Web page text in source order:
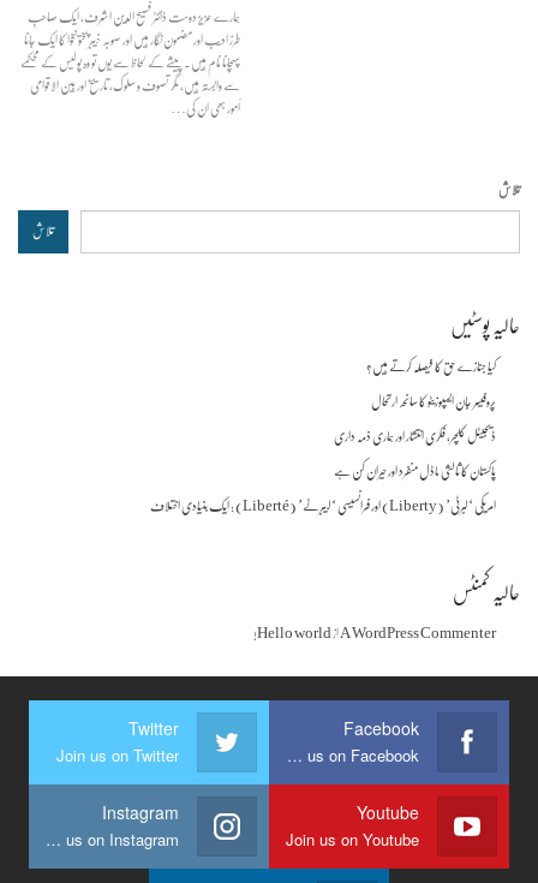
ہمارے عزیز دوست ڈاکٹر فصیح الدین اشرف، ایک صاحبِ
طرز ادیب اور مضمون نگار ہیں اور صوبہ خیبرپختونخوا کا ایک جانا
پہچانا نام ہیں۔ پیشے کے لحاظ سے یوں تو وہ پولیس کے محکمے
سے وابستہ ہیں، مگر تصوف و سلوک، تاریخ اور بین الاقوامی
اُمور بھی ان کی…
تلاش
تلاش
حالیہ پوسٹیں
کیا جنازے حق کا فیصلہ کرتے ہیں؟
پروفیسر جان ایسپوزیٹو کا سانحہ ارتحال
ڈیجیٹل کلچر، فکری انتشار اور ہماری ذمہ داری
پاکستان کا ثالثی ماڈل منفرد اور حیران کن ہے
امریکی ‘لبرٹی’ (Liberty) اور فرانسیسی ‘لیبرٹے’ (Liberté) : ایک بنیادی اختلاف
حالیہ کمنٹس
A WordPress Commenter از Hello world!
Facebook
Join us on Facebook
Twitter
Join us on Twitter
Youtube
Join us on Youtube
Instagram
Join us on Instagram